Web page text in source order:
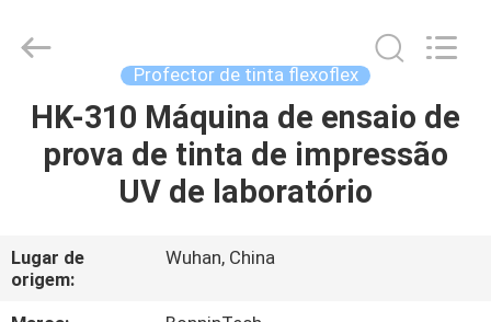
CASA
PRODUTOS
VÍDEOS
Bonnin
Technology
Profector de tinta flexoflex
HK-310 Máquina de ensaio de
prova de tinta de impressão
UV de laboratório
Lugar de
origem:
Wuhan, China